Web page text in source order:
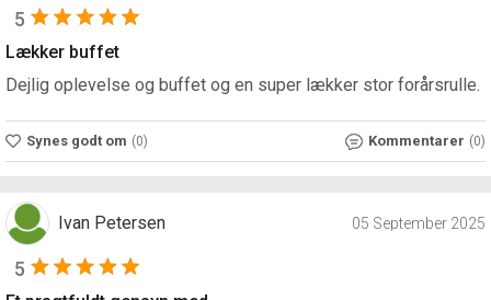
5
Lækker buffet
Dejlig oplevelse og buffet og en super lækker stor forårsrulle.
Synes godt om (0) Kommentarer (0)
Ivan Petersen 05 September 2025
5